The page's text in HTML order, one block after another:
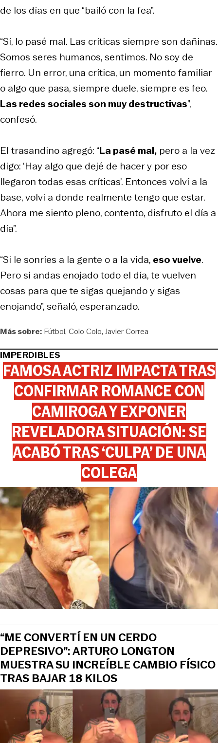
de los días en que “bailó con la fea”.
“Sí, lo pasé mal. Las críticas siempre son dañinas.
Somos seres humanos, sentimos. No soy de
fierro. Un error, una crítica, un momento familiar
o algo que pasa, siempre duele, siempre es feo.
Las redes sociales son muy destructivas”,
confesó.
El trasandino agregó: “La pasé mal, pero a la vez
digo: ‘Hay algo que dejé de hacer y por eso
llegaron todas esas críticas’. Entonces volví a la
base, volví a donde realmente tengo que estar.
Ahora me siento pleno, contento, disfruto el día a
día”.
“Si le sonríes a la gente o a la vida, eso vuelve.
Pero si andas enojado todo el día, te vuelven
cosas para que te sigas quejando y sigas
enojando”, señaló, esperanzado.
Más sobre: Fútbol Colo Colo Javier Correa
IMPERDIBLES
FAMOSA ACTRIZ IMPACTA TRAS
CONFIRMAR ROMANCE CON
CAMIROGA Y EXPONER
REVELADORA SITUACIÓN: SE
ACABÓ TRAS ‘CULPA’ DE UNA
COLEGA
“ME CONVERTÍ EN UN CERDO
DEPRESIVO”: ARTURO LONGTON
MUESTRA SU INCREÍBLE CAMBIO FÍSICO
TRAS BAJAR 18 KILOS